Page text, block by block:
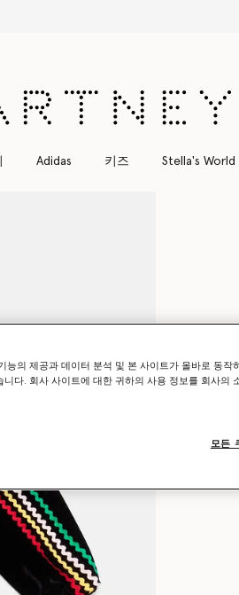
Adidas 키즈 Stella's World
능의 제공과 데이터 분석 및 본 사이트가 올바로 동작
니다. 회사 사이트에 대한 귀하의 사용 정보를 회사의
모든